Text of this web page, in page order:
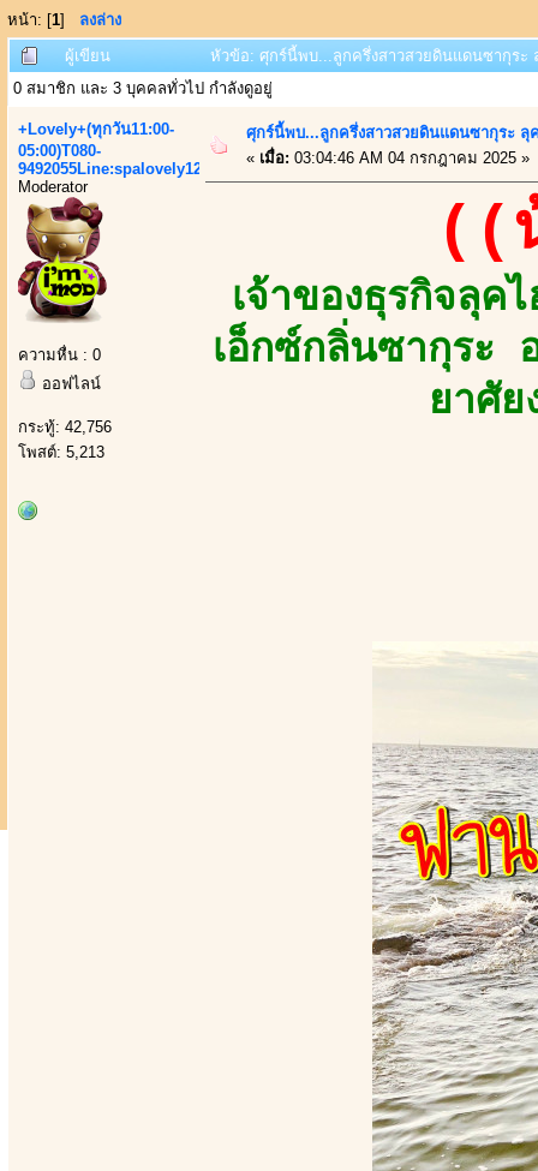
หน้า: [1] ลงล่าง
ผู้เขียน
หัวข้อ: ศุกร์นี้พบ...ลูกครึ่งสาวสวยดินแดนซากุระ
0 สมาชิก และ 3 บุคคลทั่วไป กำลังดูอยู่
+Lovely+(ทุกวัน11:00-
05:00)T080-
9492055Line:spalovely123
Moderator
ความหื่น : 0
ออฟไลน์
กระทู้: 42,756
โพสต์: 5,213
ศุกร์นี้พบ...ลูกครึ่งสาวสวยดินแดนซากุระ ลุ
« เมื่อ: 03:04:46 AM 04 กรกฎาคม 2025 »
((
เจ้าของธุรกิจลุ
เอ็กซ์กลิ่นซากุระ
ยาศัย